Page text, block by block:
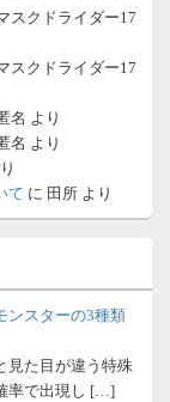
スクドライダー17
スクドライダー17
名 より
名 より
て に 田所 より
ンスターの3種類
見た目が違う特殊
率で出現し […]